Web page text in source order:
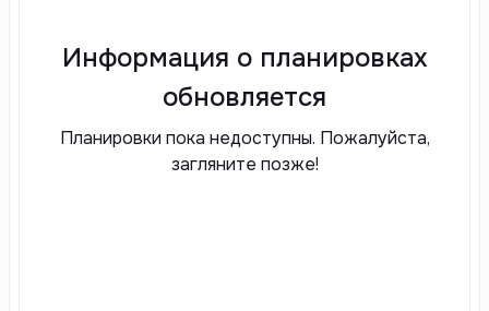
Информация о планировках
обновляется
Планировки пока недоступны. Пожалуйста,
загляните позже!